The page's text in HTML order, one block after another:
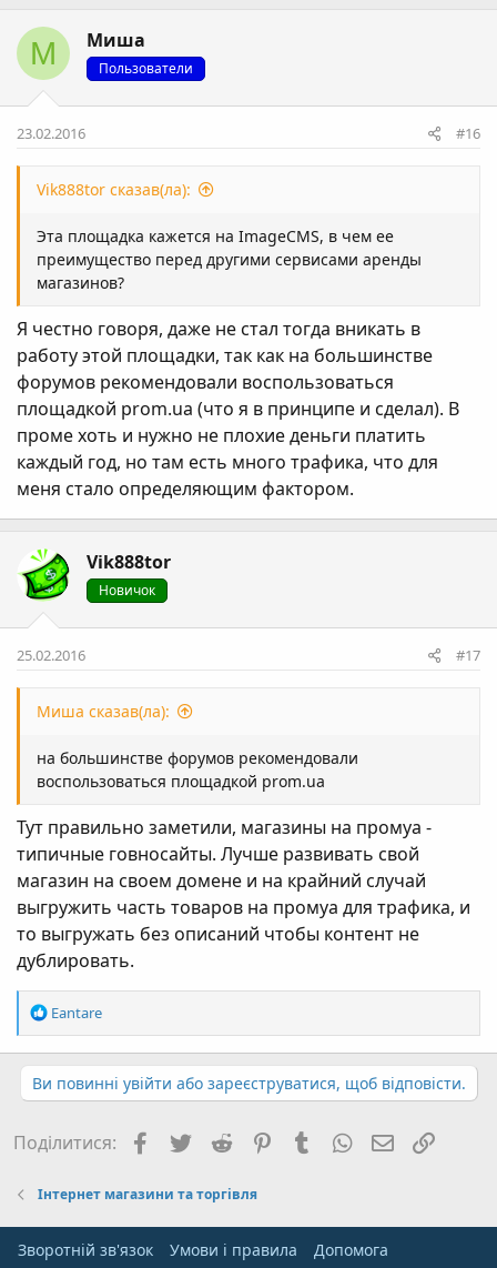
М Миша
Пользователи
23.02.2016 #16
Vik888tor сказав(ла):
Эта площадка кажется на ImageCMS, в чем ее
преимущество перед другими сервисами аренды
магазинов?
Я честно говоря, даже не стал тогда вникать в
работу этой площадки, так как на большинстве
форумов рекомендовали воспользоваться
площадкой prom.ua (что я в принципе и сделал). В
проме хоть и нужно не плохие деньги платить
каждый год, но там есть много трафика, что для
меня стало определяющим фактором.
Vik888tor
Новичок
25.02.2016 #17
Миша сказав(ла):
на большинстве форумов рекомендовали
воспользоваться площадкой prom.ua
Тут правильно заметили, магазины на промуа -
типичные говносайты. Лучше развивать свой
магазин на своем домене и на крайний случай
выгружить часть товаров на промуа для трафика, и
то выгружать без описаний чтобы контент не
дублировать.
Р
е
а
ц
ї
Eantare
Ви повинні увійти або зареєструватися, щоб відповісти.
Поділитися: Facebook
TwitterReddit PinterestTumblrWhatsApp
E-mail
Інтернет магазини та торгівля
Зворотній зв'язок Умови і правила Дoпoмoга